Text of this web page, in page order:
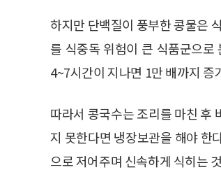
하지만 단백질이 풍부한 콩물은
를 식중독 위험이 큰 식품군으
4~7시간이 지나면 1만 배까지 증
따라서 콩국수는 조리를 마친 후
지 못한다면 냉장보관을 해야 한
으로 저어주며 신속하게 식히는